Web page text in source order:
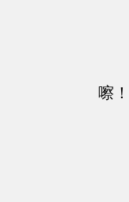
嚓！